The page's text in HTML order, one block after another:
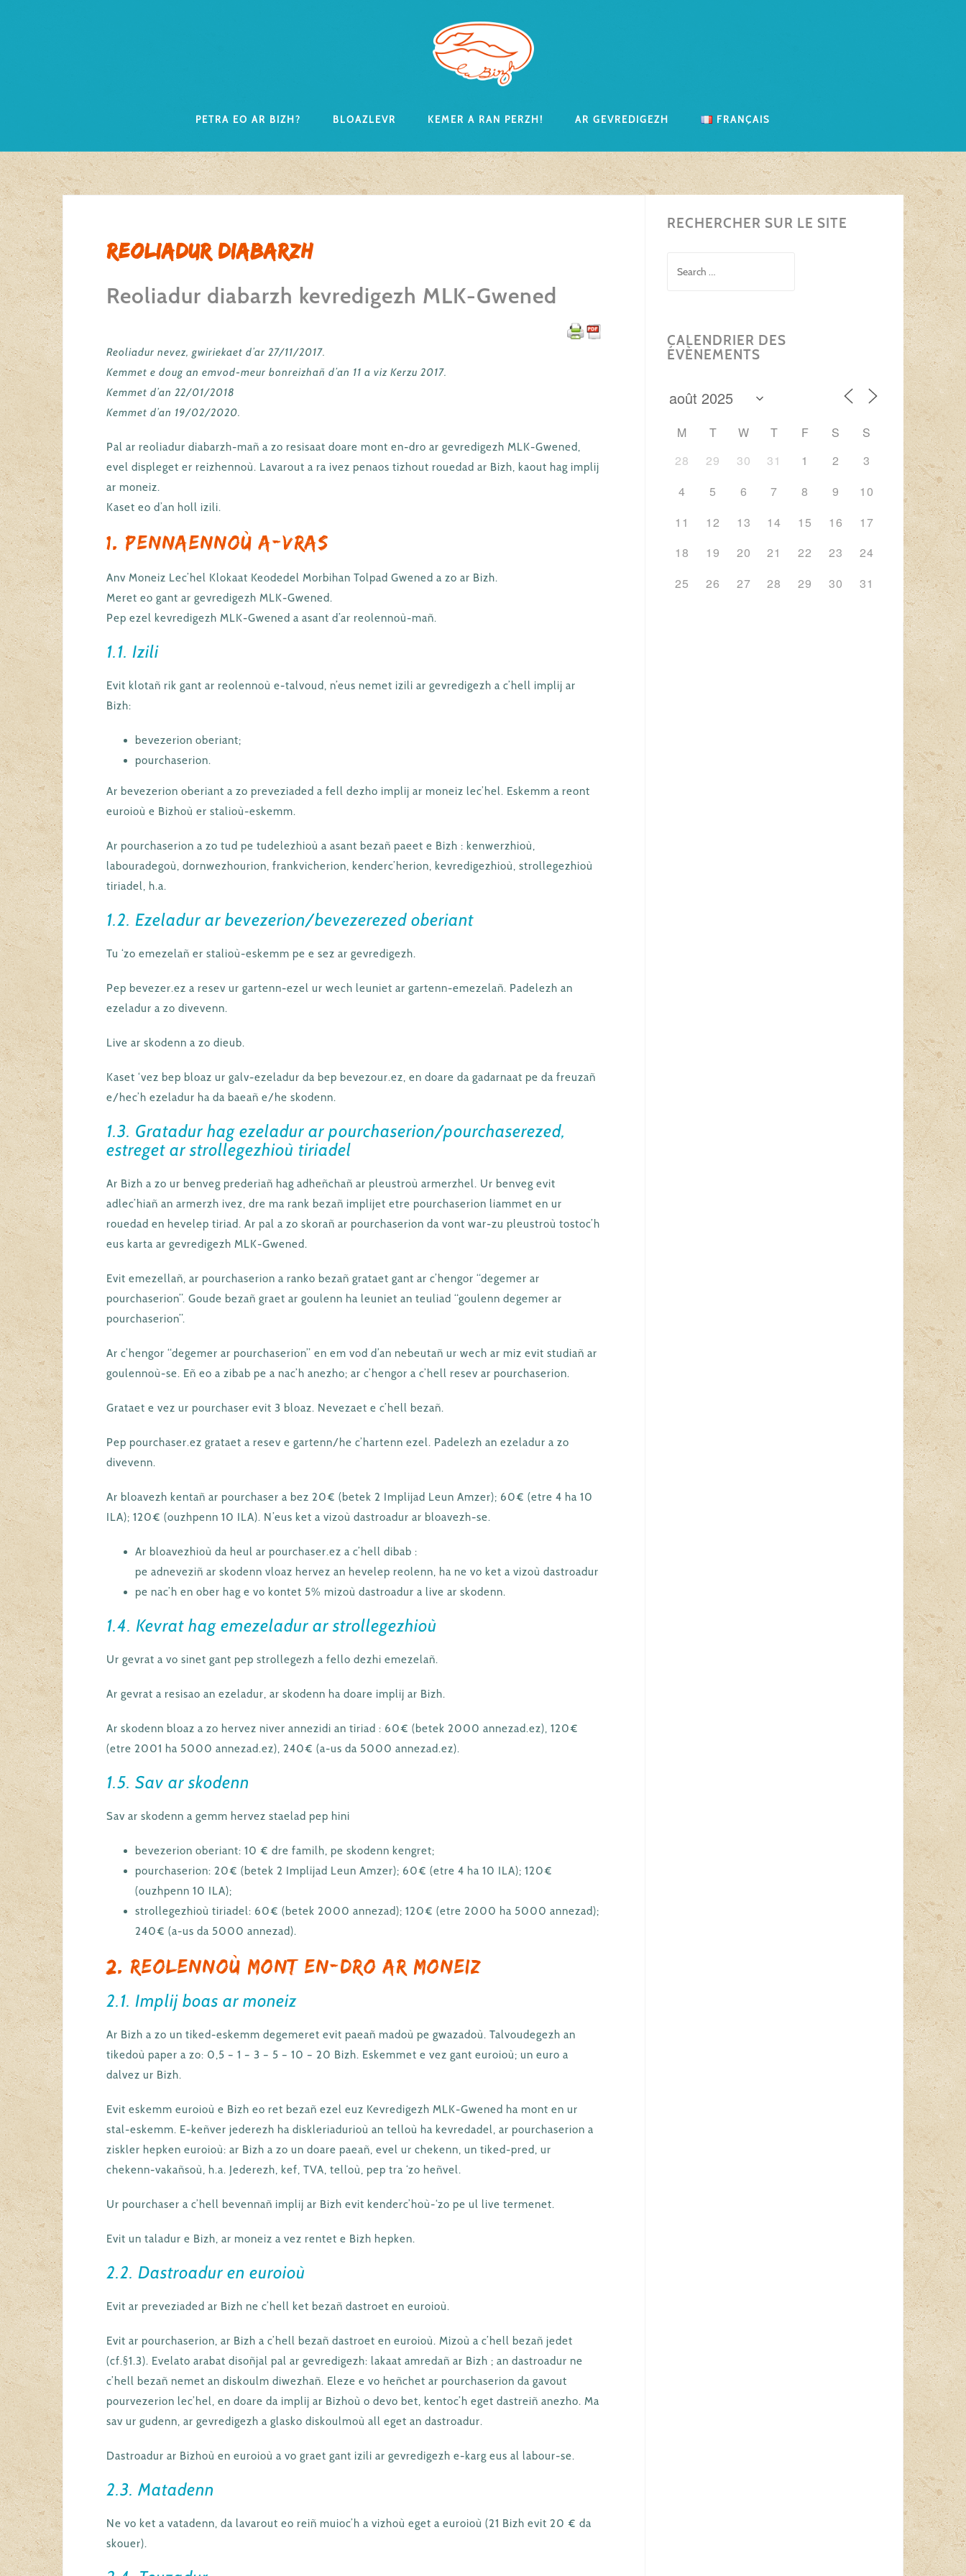
Petra eo ar Bizh? Bloazlevr Kemer a ran perzh! Ar gevredigezh Français
Reoliadur diabarzh
Reoliadur diabarzh kevredigezh MLK-Gwened
Reoliadur nevez, gwiriekaet d’ar 27/11/2017.
Kemmet e doug an emvod-meur bonreizhañ d’an 11 a viz Kerzu 2017.
Kemmet d’an 22/01/2018
Kemmet d’an 19/02/2020.
Pal ar reoliadur diabarzh-mañ a zo resisaat doare mont en-dro ar gevredigezh MLK-Gwened,
evel displeget er reizhennoù. Lavarout a ra ivez penaos tizhout rouedad ar Bizh, kaout hag implij
ar moneiz.
Kaset eo d’an holl izili.
1. Pennaennoù a-vras
Anv Moneiz Lec’hel Klokaat Keodedel Morbihan Tolpad Gwened a zo ar Bizh.
Meret eo gant ar gevredigezh MLK-Gwened.
Pep ezel kevredigezh MLK-Gwened a asant d’ar reolennoù-mañ.
1.1. Izili
Evit klotañ rik gant ar reolennoù e-talvoud, n’eus nemet izili ar gevredigezh a c’hell implij ar
Bizh:
bevezerion oberiant;
pourchaserion.
Ar bevezerion oberiant a zo preveziaded a fell dezho implij ar moneiz lec’hel. Eskemm a reont
euroioù e Bizhoù er stalioù-eskemm.
Ar pourchaserion a zo tud pe tudelezhioù a asant bezañ paeet e Bizh : kenwerzhioù,
labouradegoù, dornwezhourion, frankvicherion, kenderc’herion, kevredigezhioù, strollegezhioù
tiriadel, h.a.
1.2. Ezeladur ar bevezerion/bevezerezed oberiant
Tu ‘zo emezelañ er stalioù-eskemm pe e sez ar gevredigezh.
Pep bevezer.ez a resev ur gartenn-ezel ur wech leuniet ar gartenn-emezelañ. Padelezh an
ezeladur a zo divevenn.
Live ar skodenn a zo dieub.
Kaset ‘vez bep bloaz ur galv-ezeladur da bep bevezour.ez, en doare da gadarnaat pe da freuzañ
e/hec’h ezeladur ha da baeañ e/he skodenn.
1.3. Gratadur hag ezeladur ar pourchaserion/pourchaserezed,
estreget ar strollegezhioù tiriadel
Ar Bizh a zo ur benveg prederiañ hag adheñchañ ar pleustroù armerzhel. Ur benveg evit
adlec’hiañ an armerzh ivez, dre ma rank bezañ implijet etre pourchaserion liammet en ur
rouedad en hevelep tiriad. Ar pal a zo skorañ ar pourchaserion da vont war-zu pleustroù tostoc’h
eus karta ar gevredigezh MLK-Gwened.
Evit emezellañ, ar pourchaserion a ranko bezañ grataet gant ar c’hengor “degemer ar
pourchaserion”. Goude bezañ graet ar goulenn ha leuniet an teuliad “goulenn degemer ar
pourchaserion”.
Ar c’hengor “degemer ar pourchaserion” en em vod d’an nebeutañ ur wech ar miz evit studiañ ar
goulennoù-se. Eñ eo a zibab pe a nac’h anezho; ar c’hengor a c’hell resev ar pourchaserion.
Grataet e vez ur pourchaser evit 3 bloaz. Nevezaet e c’hell bezañ.
Pep pourchaser.ez grataet a resev e gartenn/he c’hartenn ezel. Padelezh an ezeladur a zo
divevenn.
Ar bloavezh kentañ ar pourchaser a bez 20€ (betek 2 Implijad Leun Amzer); 60€ (etre 4 ha 10
ILA); 120€ (ouzhpenn 10 ILA). N’eus ket a vizoù dastroadur ar bloavezh-se.
Ar bloavezhioù da heul ar pourchaser.ez a c’hell dibab :
pe adneveziñ ar skodenn vloaz hervez an hevelep reolenn, ha ne vo ket a vizoù dastroadur
pe nac’h en ober hag e vo kontet 5% mizoù dastroadur a live ar skodenn.
1.4. Kevrat hag emezeladur ar strollegezhioù
Ur gevrat a vo sinet gant pep strollegezh a fello dezhi emezelañ.
Ar gevrat a resisao an ezeladur, ar skodenn ha doare implij ar Bizh.
Ar skodenn bloaz a zo hervez niver annezidi an tiriad : 60€ (betek 2000 annezad.ez), 120€
(etre 2001 ha 5000 annezad.ez), 240€ (a-us da 5000 annezad.ez).
1.5. Sav ar skodenn
Sav ar skodenn a gemm hervez staelad pep hini
bevezerion oberiant: 10 € dre familh, pe skodenn kengret;
pourchaserion: 20€ (betek 2 Implijad Leun Amzer); 60€ (etre 4 ha 10 ILA); 120€
(ouzhpenn 10 ILA);
strollegezhioù tiriadel: 60€ (betek 2000 annezad); 120€ (etre 2000 ha 5000 annezad);
240€ (a-us da 5000 annezad).
2. Reolennoù mont en-dro ar moneiz
2.1. Implij boas ar moneiz
Ar Bizh a zo un tiked-eskemm degemeret evit paeañ madoù pe gwazadoù. Talvoudegezh an
tikedoù paper a zo: 0,5 – 1 – 3 – 5 – 10 – 20 Bizh. Eskemmet e vez gant euroioù; un euro a
dalvez ur Bizh.
Evit eskemm euroioù e Bizh eo ret bezañ ezel euz Kevredigezh MLK-Gwened ha mont en ur
stal-eskemm. E-keñver jederezh ha diskleriadurioù an telloù ha kevredadel, ar pourchaserion a
ziskler hepken euroioù: ar Bizh a zo un doare paeañ, evel ur chekenn, un tiked-pred, ur
chekenn-vakañsoù, h.a. Jederezh, kef, TVA, telloù, pep tra ‘zo heñvel.
Ur pourchaser a c’hell bevennañ implij ar Bizh evit kenderc’hoù-‘zo pe ul live termenet.
Evit un taladur e Bizh, ar moneiz a vez rentet e Bizh hepken.
2.2. Dastroadur en euroioù
Evit ar preveziaded ar Bizh ne c’hell ket bezañ dastroet en euroioù.
Evit ar pourchaserion, ar Bizh a c’hell bezañ dastroet en euroioù. Mizoù a c’hell bezañ jedet
(cf.§1.3). Evelato arabat disoñjal pal ar gevredigezh: lakaat amredañ ar Bizh ; an dastroadur ne
c’hell bezañ nemet an diskoulm diwezhañ. Eleze e vo heñchet ar pourchaserion da gavout
pourvezerion lec’hel, en doare da implij ar Bizhoù o devo bet, kentoc’h eget dastreiñ anezho. Ma
sav ur gudenn, ar gevredigezh a glasko diskoulmoù all eget an dastroadur.
Dastroadur ar Bizhoù en euroioù a vo graet gant izili ar gevredigezh e-karg eus al labour-se.
2.3. Matadenn
Ne vo ket a vatadenn, da lavarout eo reiñ muioc’h a vizhoù eget a euroioù (21 Bizh evit 20 € da
skouer).
RECHERCHER SUR LE SITE
for:
CALENDRIER DES
ÉVÈNEMENTS
M T W T F S
S
28
29 30 31 1 2
3
4
5 6 7 8 9
10
11
12 13 14 15 16
17
18
19 20 21 22 23
24
25
26 27 28 29 30 31